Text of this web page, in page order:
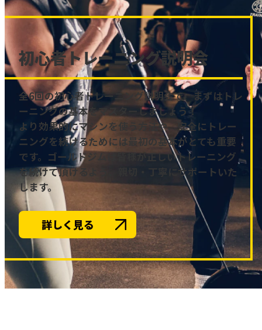
初心者トレーニング説明会
全6回の初心者トレーニング説明会で、まずはトレ
ーニングの基本をマスターしましょう！
より効果的にマシンを使う方法や、安全にトレー
ニングを続けるためには最初の基本がとても重要
です。ゴールドジムは皆様が正しいトレーニング
を続けて頂けるよう、親切・丁寧にサポートいた
します。
詳しく見る